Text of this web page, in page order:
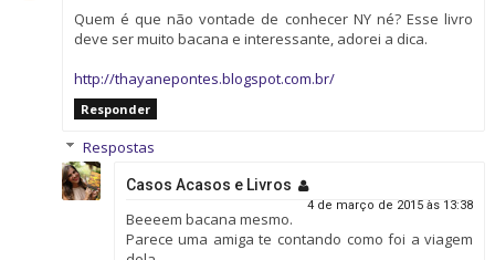
Quem é que não vontade de conhecer NY né? Esse livro
deve ser muito bacana e interessante, adorei a dica.
http://thayanepontes.blogspot.com.br/
Responder
Respostas
Casos Acasos e Livros
4 de março de 2015 às 13:38
Beeeem bacana mesmo.
Parece uma amiga te contando como foi a viagem